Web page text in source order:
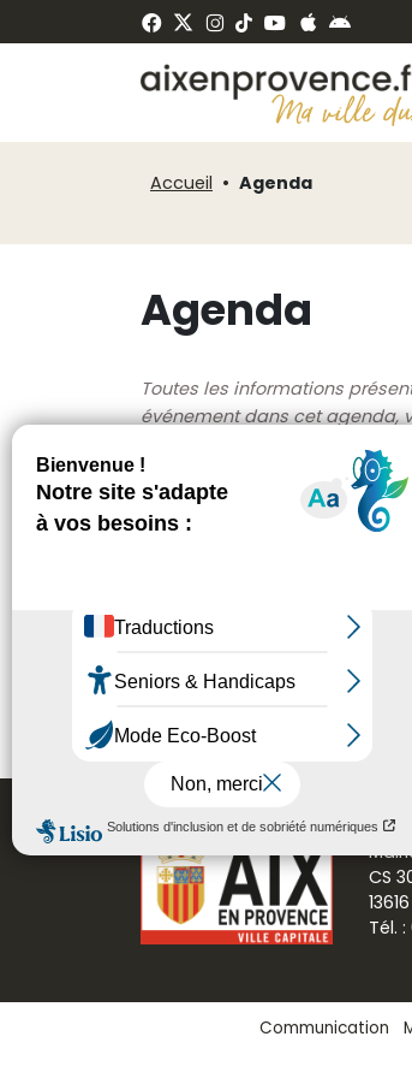
Accueil Agenda
Agenda
Toutes les informations
événement dans cet agenda,
Aucun résultat n'a été
Veuillez modifier votre
CS
Tél.
Communication
de
Panneau de gestion des cookies